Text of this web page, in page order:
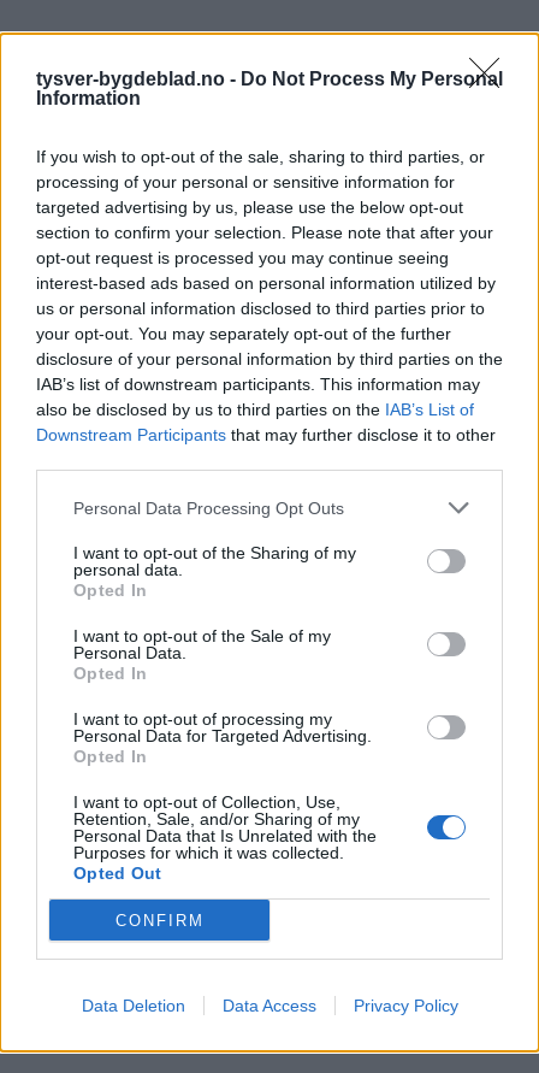
tysver-bygdeblad.no - Do Not Process My Personal
Information
If you wish to opt-out of the sale, sharing to third parties, or
processing of your personal or sensitive information for
targeted advertising by us, please use the below opt-out
section to confirm your selection. Please note that after your
opt-out request is processed you may continue seeing
interest-based ads based on personal information utilized by
us or personal information disclosed to third parties prior to
your opt-out. You may separately opt-out of the further
disclosure of your personal information by third parties on the
IAB’s list of downstream participants. This information may
also be disclosed by us to third parties on the IAB’s List of
Downstream Participants that may further disclose it to other
Personal Data Processing Opt Outs
I want to opt-out of the Sharing of my
personal data.
Opted In
I want to opt-out of the Sale of my
Personal Data.
Opted In
I want to opt-out of processing my
Personal Data for Targeted Advertising.
Opted In
I want to opt-out of Collection, Use,
Retention, Sale, and/or Sharing of my
Personal Data that Is Unrelated with the
Purposes for which it was collected.
Opted Out
CONFIRM
Data Deletion Data Access Privacy Policy